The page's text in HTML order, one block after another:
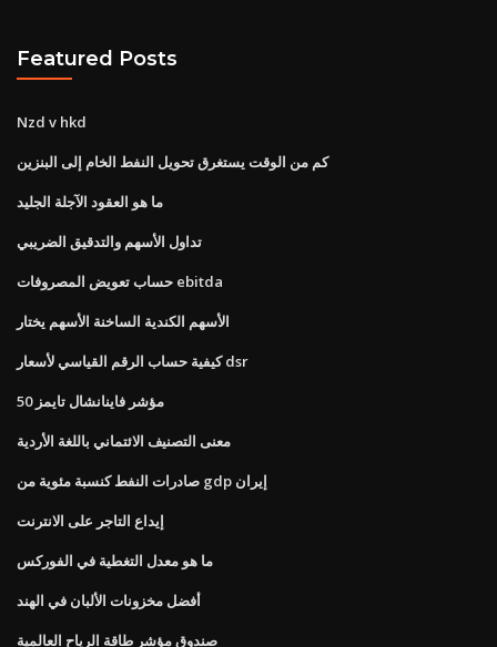
Featured Posts
Nzd v hkd
كم من الوقت يستغرق تحويل النفط الخام إلى البنزين
ما هو العقود الآجلة الجليد
تداول الأسهم والتدقيق الضريبي
حساب تعويض المصروفات ebitda
الأسهم الكندية الساخنة الأسهم يختار
كيفية حساب الرقم القياسي لأسعار dsr
مؤشر فاينانشال تايمز 50
معنى التصنيف الائتماني باللغة الأردية
صادرات النفط كنسبة مئوية من gdp إيران
إيداع التاجر على الانترنت
ما هو معدل التغطية في الفوركس
أفضل مخزونات الألبان في الهند
صندوق مؤشر طاقة الرياح العالمية